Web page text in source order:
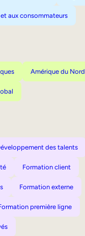
aux consommateurs
Amérique du Nord
des talents
Formation client
Formation externe
première ligne